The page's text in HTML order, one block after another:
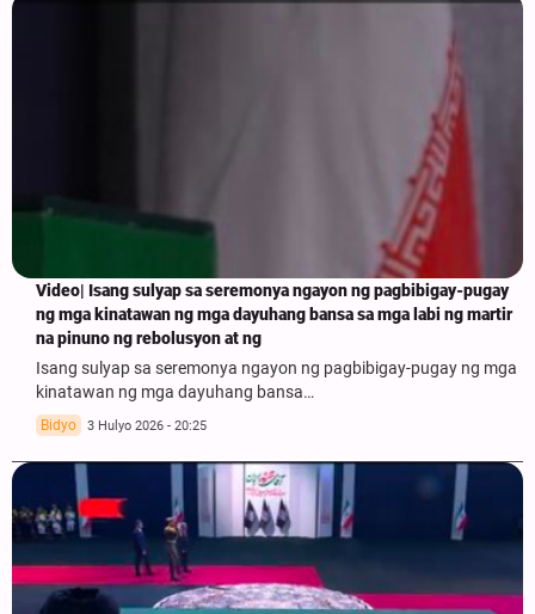
Video| Isang sulyap sa seremonya ngayon ng pagbibigay-pugay
ng mga kinatawan ng mga dayuhang bansa sa mga labi ng martir
na pinuno ng rebolusyon at ng
Isang sulyap sa seremonya ngayon ng pagbibigay-pugay ng mga
kinatawan ng mga dayuhang bansa…
Bidyo 3 Hulyo 2026 - 20:25